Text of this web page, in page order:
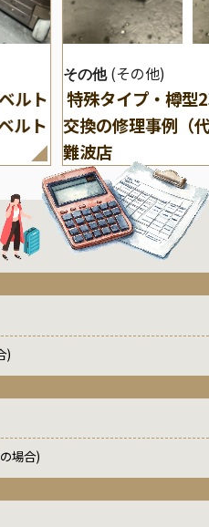
ルト
ルト
その他 (その他)
特殊タイプ・樽型
交換の修理事例（
難波店
)
場合)